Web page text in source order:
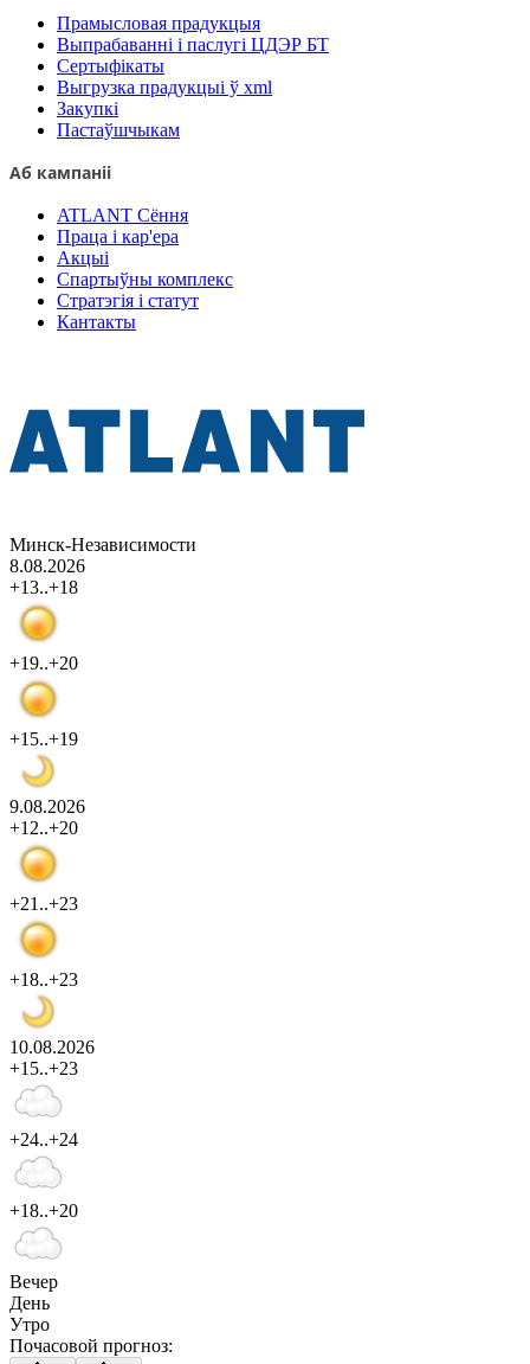
Прамысловая прадукцыя
Выпрабаванні і паслугі ЦДЭР БТ
Сертыфікаты
Выгрузка прадукцыі ў xml
Закупкі
Пастаўшчыкам
Аб кампаніі
ATLANT Сёння
Праца і кар'ера
Акцыі
Спартыўны комплекс
Стратэгія і статут
Кантакты
Минск-Независимости
8.08.2026
+13..+18
+19..+20
+15..+19
9.08.2026
+12..+20
+21..+23
+18..+23
10.08.2026
+15..+23
+24..+24
+18..+20
Вечер
День
Утро
Почасовой прогноз: